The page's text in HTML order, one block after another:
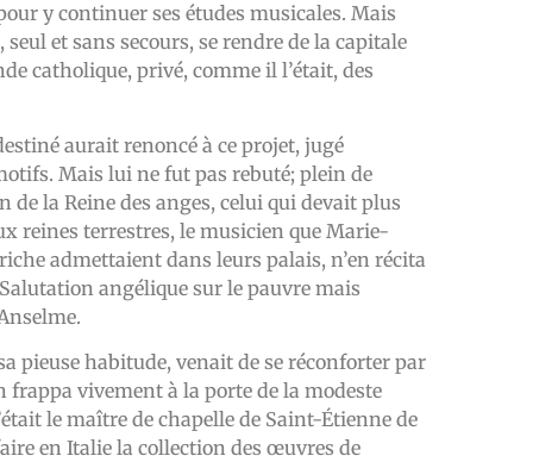
y continuer ses études musicales. Mais
et sans secours, se rendre de la capitale
catholique, privé, comme il l’était, des
aurait renoncé à ce projet, jugé
Mais lui ne fut pas rebuté; plein de
la Reine des anges, celui qui devait plus
reines terrestres, le musicien que Marie-
admettaient dans leurs palais, n’en récita
angélique sur le pauvre mais
pieuse habitude, venait de se réconforter par
frappa vivement à la porte de la modeste
le maître de chapelle de Saint-Étienne de
en Italie la collection des œuvres de